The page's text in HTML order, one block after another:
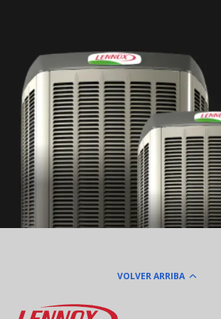
VOLVER ARRIBA
Lennox